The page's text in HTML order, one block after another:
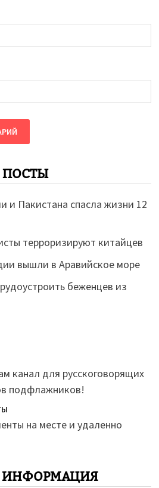
и Пакистана спасла жизни 12
терроризируют китайцев
вышли в Аравийское море
беженцев из
канал для русскоговорящих
подфлажников!
на месте и удаленно
ИНФОРМАЦИЯ